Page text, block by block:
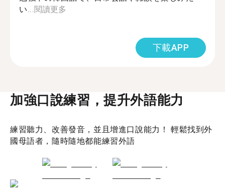
い... 閱讀更多
下載APP
加強口說練習，提升外語能力
練習聽力、改善發音，並且增進口說能力！ 輕鬆找到外
國母語者，隨時隨地都能練習外語